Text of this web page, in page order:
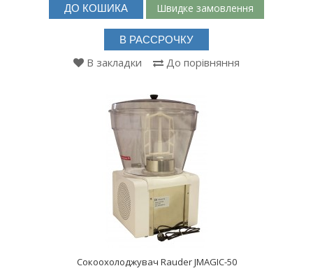
ДО КОШИКА Швидке замовлення
В РАССРОЧКУ
В закладки До порівняння
Сокоохолоджувач Rauder JMAGIC-50